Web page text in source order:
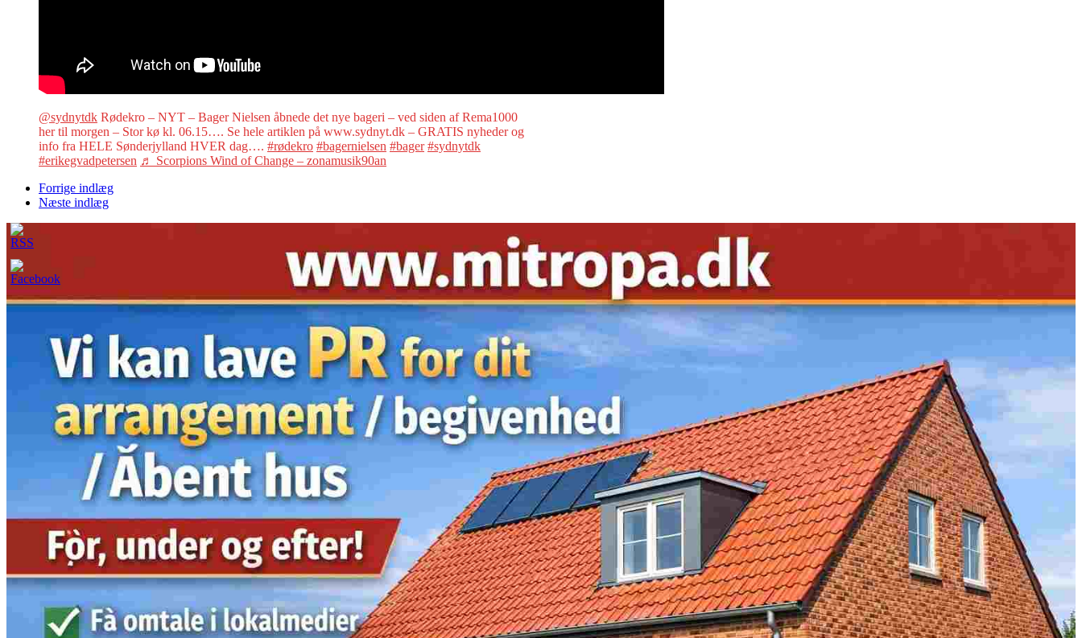
@sydnytdk Rødekro – NYT – Bager Nielsen åbnede det nye bageri – ved siden af Rema1000
her til morgen – Stor kø kl. 06.15…. Se hele artiklen på www.sydnyt.dk – GRATIS nyheder og
info fra HELE Sønderjylland HVER dag…. #rødekro #bagernielsen #bager #sydnytdk
#erikegvadpetersen ♬ Scorpions Wind of Change – zonamusik90an
Forrige indlæg
Næste indlæg